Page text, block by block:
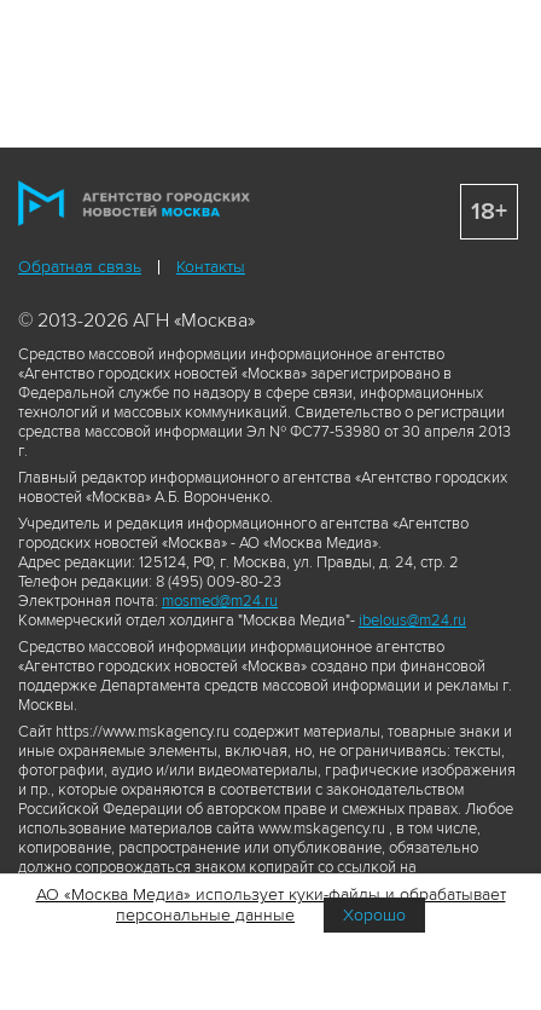
Обратная связь Контакты
© 2013-2026 АГН «Москва»
Средство массовой информации информационное агентство
«Агентство городских новостей «Москва» зарегистрировано в
Федеральной службе по надзору в сфере связи, информационных
технологий и массовых коммуникаций. Свидетельство о регистрации
средства массовой информации Эл № ФС77-53980 от 30 апреля 2013
г.
Главный редактор информационного агентства «Агентство городских
новостей «Москва» А.Б. Воронченко.
Учредитель и редакция информационного агентства «Агентство
городских новостей «Москва» - АО «Москва Медиа».
Адрес редакции: 125124, РФ, г. Москва, ул. Правды, д. 24, стр. 2
Телефон редакции: 8 (495) 009-80-23
Электронная почта: mosmed@m24.ru
Коммерческий отдел холдинга "Москва Медиа"- ibelous@m24.ru
Средство массовой информации информационное агентство
«Агентство городских новостей «Москва» создано при финансовой
поддержке Департамента средств массовой информации и рекламы г.
Москвы.
Сайт https://www.mskagency.ru содержит материалы, товарные знаки и
иные охраняемые элементы, включая, но, не ограничиваясь: тексты,
фотографии, аудио и/или видеоматериалы, графические изображения
и пр., которые охраняются в соответствии с законодательством
Российской Федерации об авторском праве и смежных правах. Любое
использование материалов сайта www.mskagency.ru , в том числе,
копирование, распространение или опубликование, обязательно
должно сопровождаться знаком копирайт со ссылкой на
правообладателя © АО «Москва Медиа», а также гиперссылкой на сайт
www.mskagency.ru как на первоисточник информации. Переработка
материалов сайта www.mskagency.ru не допускается.
18+
АО «Москва Медиа» использует куки-файлы и обрабатывает
персональные данные
Хорошо